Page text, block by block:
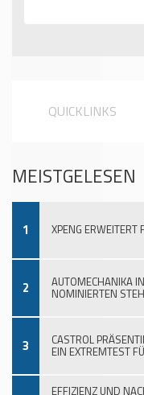
QUICKLINKS
MEISTGELESEN
1 XPENG
2 AUTOMECHANIKA
NOMINIERTEN
3 CASTROL
EIN EXTREMTEST
EFFIZIENZ UND